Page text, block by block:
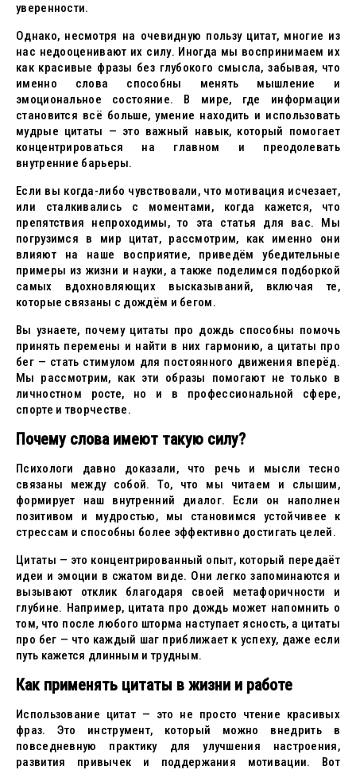
уверенности.
Однако, несмотря на очевидную пользу цитат, многие из
нас недооценивают их силу. Иногда мы воспринимаем их
как красивые фразы без глубокого смысла, забывая, что
именно слова способны менять мышление и
эмоциональное состояние. В мире, где информации
становится всё больше, умение находить и использовать
мудрые цитаты — это важный навык, который помогает
концентрироваться на главном и преодолевать
внутренние барьеры.
Если вы когда-либо чувствовали, что мотивация исчезает,
или сталкивались с моментами, когда кажется, что
препятствия непроходимы, то эта статья для вас. Мы
погрузимся в мир цитат, рассмотрим, как именно они
влияют на наше восприятие, приведём убедительные
примеры из жизни и науки, а также поделимся подборкой
самых вдохновляющих высказываний, включая те,
которые связаны с дождём и бегом.
Вы узнаете, почему цитаты про дождь способны помочь
принять перемены и найти в них гармонию, а цитаты про
бег — стать стимулом для постоянного движения вперёд.
Мы рассмотрим, как эти образы помогают не только в
личностном росте, но и в профессиональной сфере,
спорте и творчестве.
Почему слова имеют такую силу?
Психологи давно доказали, что речь и мысли тесно
связаны между собой. То, что мы читаем и слышим,
формирует наш внутренний диалог. Если он наполнен
позитивом и мудростью, мы становимся устойчивее к
стрессам и способны более эффективно достигать целей.
Цитаты — это концентрированный опыт, который передаёт
идеи и эмоции в сжатом виде. Они легко запоминаются и
вызывают отклик благодаря своей метафоричности и
глубине. Например, цитата про дождь может напомнить о
том, что после любого шторма наступает ясность, а цитаты
про бег — что каждый шаг приближает к успеху, даже если
путь кажется длинным и трудным.
Как применять цитаты в жизни и работе
Использование цитат — это не просто чтение красивых
фраз. Это инструмент, который можно внедрить в
повседневную практику для улучшения настроения,
развития привычек и поддержания мотивации. Вот